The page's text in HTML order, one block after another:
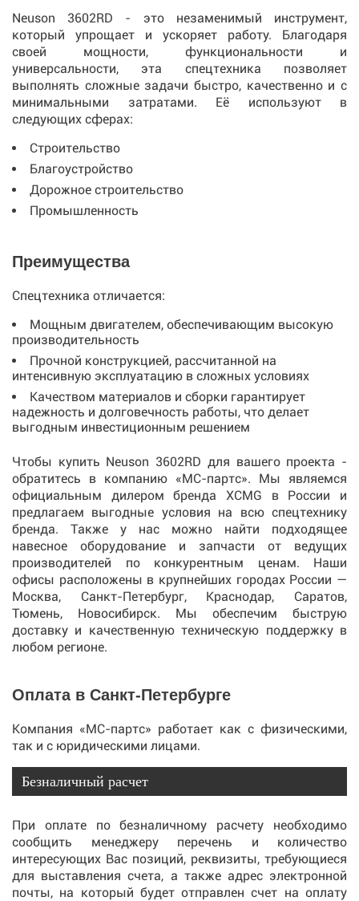
Neuson 3602RD - это незаменимый инструмент,
который упрощает и ускоряет работу. Благодаря
своей мощности, функциональности и
универсальности, эта спецтехника позволяет
выполнять сложные задачи быстро, качественно и с
минимальными затратами. Её используют в
следующих сферах:
Строительство
Благоустройство
Дорожное строительство
Промышленность
Преимущества
Спецтехника отличается:
Мощным двигателем, обеспечивающим высокую
производительность
Прочной конструкцией, рассчитанной на
интенсивную эксплуатацию в сложных условиях
Качеством материалов и сборки гарантирует
надежность и долговечность работы, что делает
выгодным инвестиционным решением
Чтобы купить Neuson 3602RD для вашего проекта -
обратитесь в компанию «МС-партс». Мы являемся
официальным дилером бренда XCMG в России и
предлагаем выгодные условия на всю спецтехнику
бренда. Также у нас можно найти подходящее
навесное оборудование и запчасти от ведущих
производителей по конкурентным ценам. Наши
офисы расположены в крупнейших городах России —
Москва, Санкт-Петербург, Краснодар, Саратов,
Тюмень, Новосибирск. Мы обеспечим быструю
доставку и качественную техническую поддержку в
любом регионе.
Оплата в Санкт-Петербурге
Компания «МС-партс» работает как с физическими,
так и с юридическими лицами.
Безналичный расчет
При оплате по безналичному расчету необходимо
сообщить менеджеру перечень и количество
интересующих Вас позиций, реквизиты, требующиеся
для выставления счета, а также адрес электронной
почты, на который будет отправлен счет на оплату